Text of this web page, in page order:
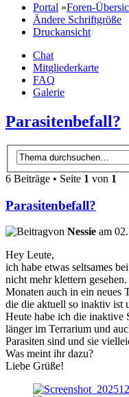
Portal »Foren-
Ändere Schriftgröße
Druckansicht
Chat
Mitgliederkarte
FAQ
Galerie
Parasitenbefall?
6 Beiträge • Seite 1 von 1
Parasitenbefall?
von Nessie am
Hey Leute,
ich habe etwas seltsames
nicht mehr klettern
Monaten auch in ein neues
die die aktuell so inaktiv ist
Heute habe ich die inaktive
länger im Terrarium und
Parasiten sind und sie
Was meint ihr dazu?
Liebe Grüße!